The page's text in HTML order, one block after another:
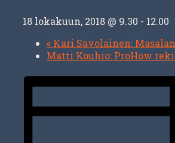
18 lokakuun, 2018 @ 9.30 - 12.00
« Kari Savolainen:
Matti Kouhio: ProHow